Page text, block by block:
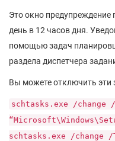
Это окно предупреждение
день в 12 часов дня.
помощью задач
раздела диспетчера
Вы можете отключить
schtasks.exe /change /
schtasks.exe /change /